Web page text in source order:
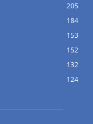
205
184
153
152
132
124